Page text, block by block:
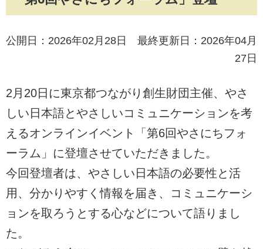
公開日：2026年02月28日 最終更新日：2026年04月
27日
2月20日に東京都つながり創生財団主催、やさ
しい日本語とやさしいコミュニケーションを考
えるオンラインイベント「第6回やさにちフォ
ーラム」に登壇させていただきました。
今回登壇者は、やさしい日本語の必要性と活
用、分かりやすく情報を届き、コミュニケーシ
ョンを取ろうとする心などについて語りまし
た。